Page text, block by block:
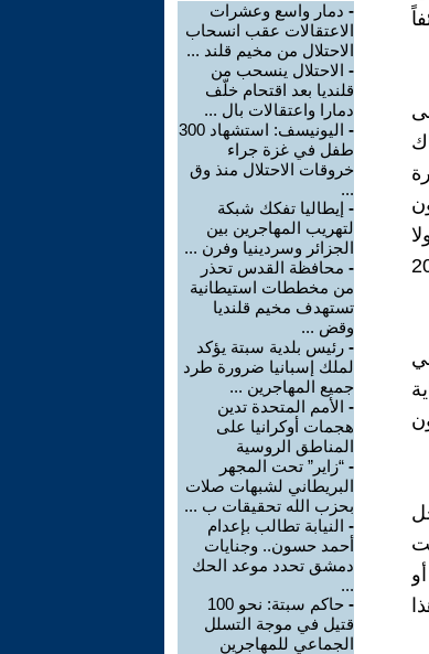
وأمي. أنا الابن الأول وتوفي والدي قبل 20
- دمار واسع وعشرات
الاعتقالات عقب انسحاب
الاحتلال من مخيم قلند ...
- الاحتلال ينسحب من
قلنديا بعد اقتحام خلّف
دمارا واعتقالات بال ...
-
اليونيسف: استشهاد 300
طفل في غزة جراء
خروقات الاحتلال منذ وق
...
- إيطاليا تفكك شبكة
لتهريب المهاجرين بين
الجزائر وسردينيا وفرن ...
- محافظة القدس تحذر
من مخططات استيطانية
تستهدف مخيم قلنديا
وقض ...
- رئيس بلدية سبتة يؤكد
لملك إسبانيا ضرورة طرد
جميع المهاجرين ...
- الأمم المتحدة تدين
هجمات أوكرانيا على
المناطق الروسية
- “زاير” تحت المجهر
البريطاني لشبهات صلات
بحزب الله تحقيقات ب ...
- النيابة تطالب بإعدام
أحمد حسون.. وجنايات
دمشق تحدد موعد الحك
...
-
حاكم سبتة: نحو 100
قتيل في موجة التسلل
الجماعي للمهاجرين